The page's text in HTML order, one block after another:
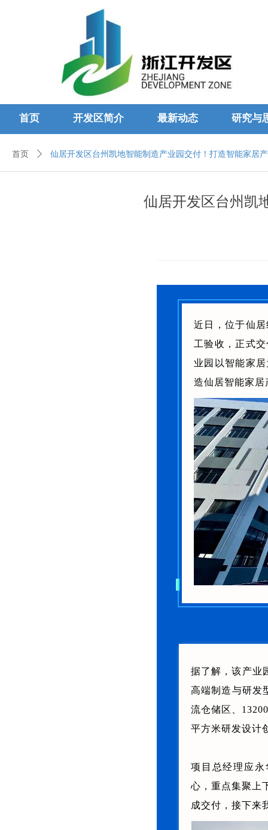
首页 开发区简介 最新动态 研究与
仙居开发区台州凯
近日，位于仙
工验收，正式
业园以智能家
造仙居智能家居
据了解，该产业
高端制造与研发
流仓储区、
平方米研发设计
项目总经理应
心，重点集聚上
成交付，接下来
首页 ꄲ 仙居开发区台州凯地智能制造产业园交付！打造智能家居